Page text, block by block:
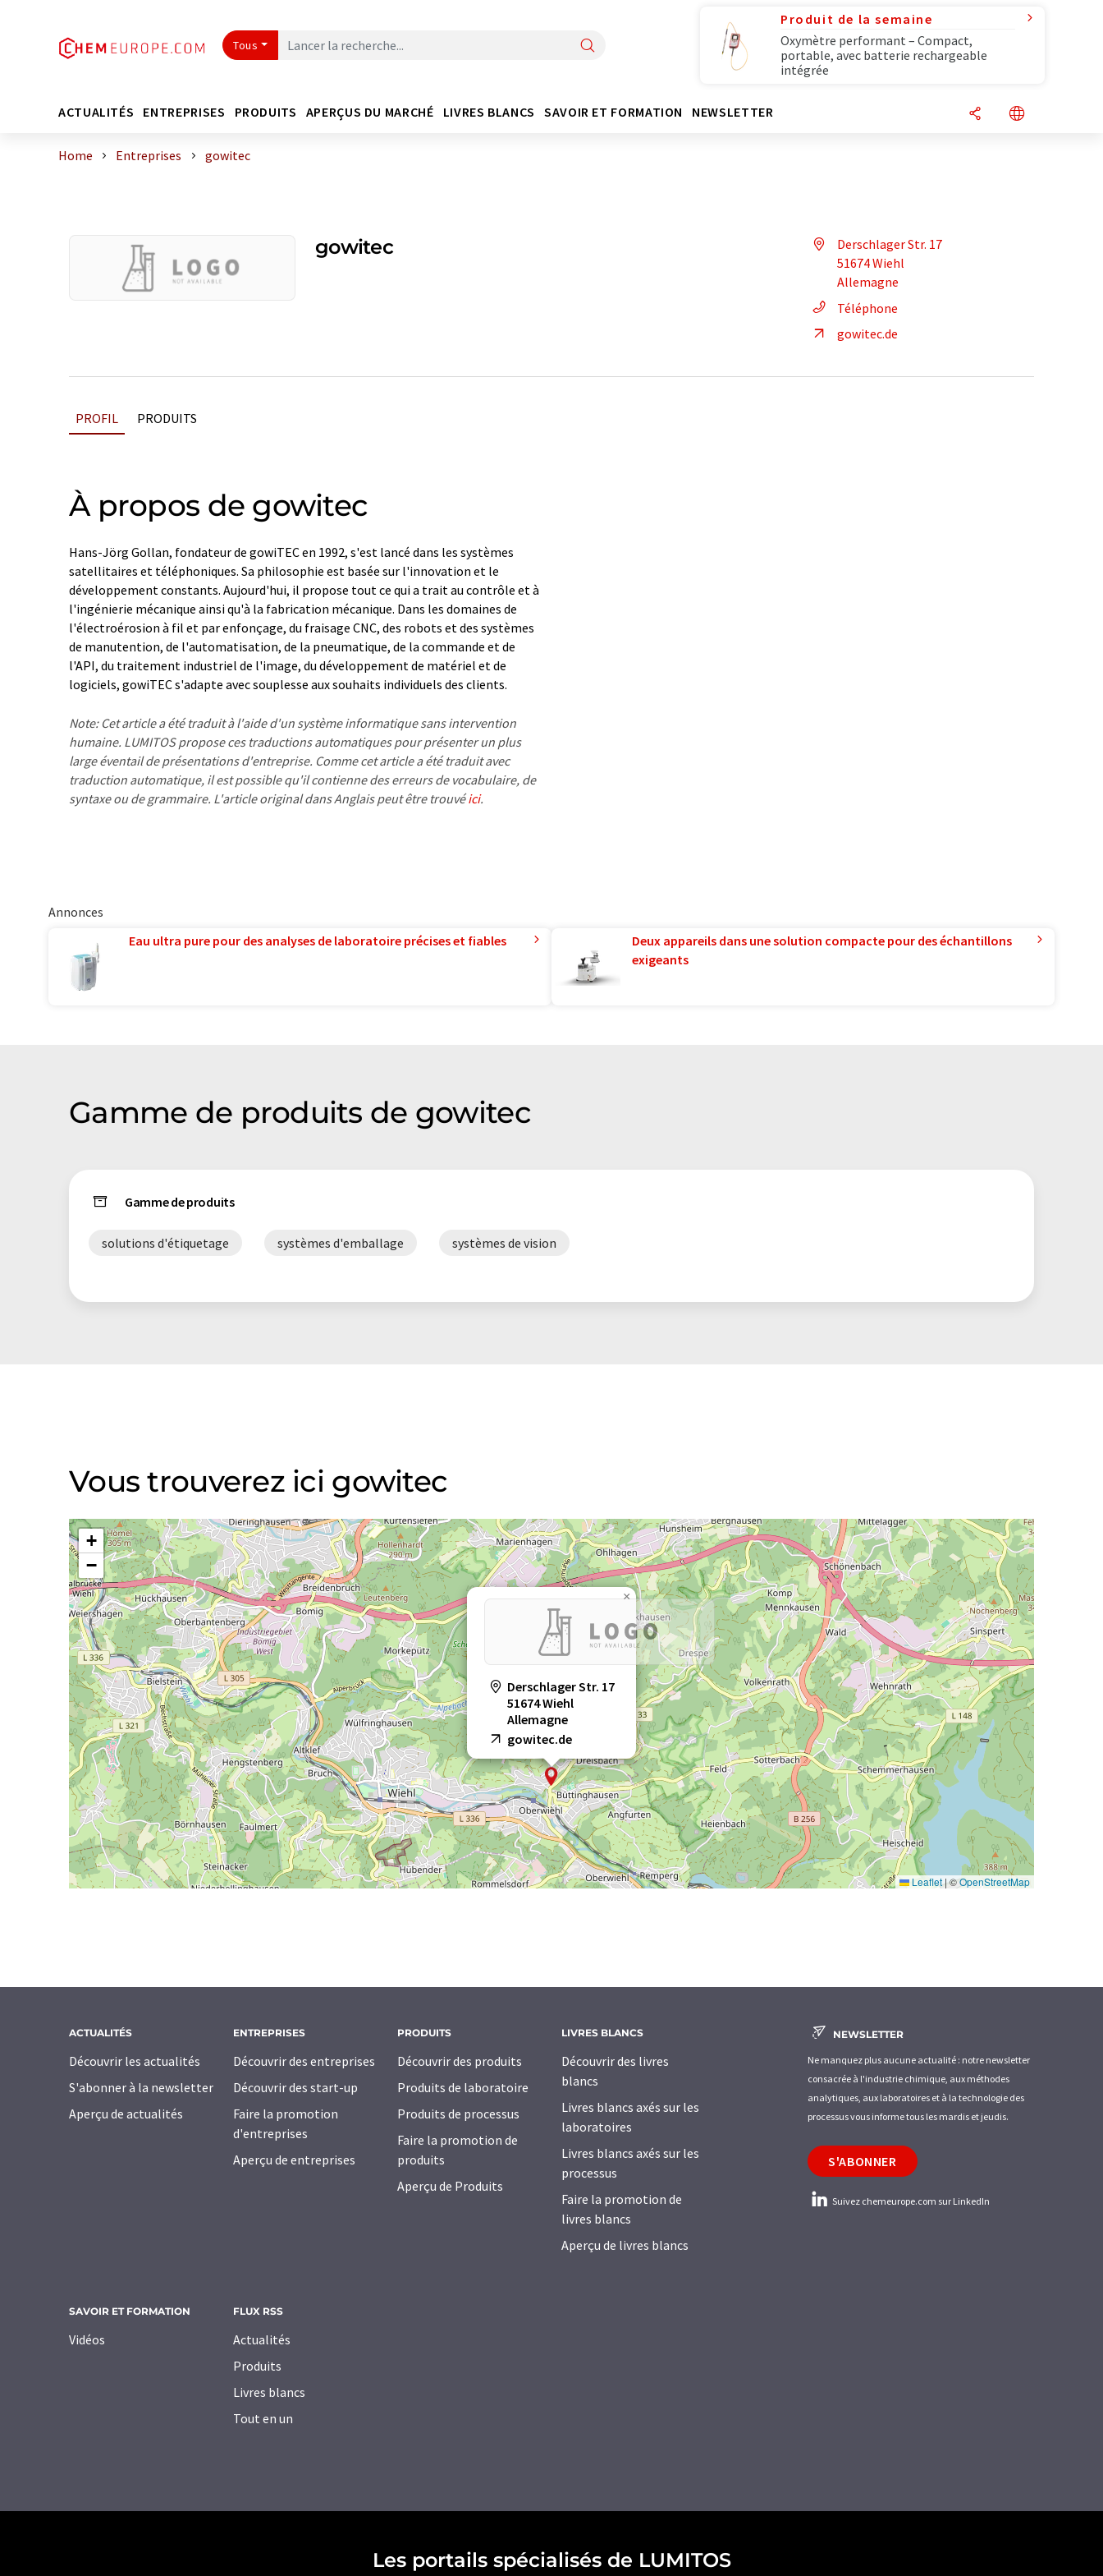
Tous
Produit de la semaine
Oxymètre performant – Compact,
portable, avec batterie rechargeable
intégrée
ACTUALITÉS ENTREPRISES PRODUITS APERÇUS DU MARCHÉ LIVRES BLANCS SAVOIR ET FORMATION NEWSLETTER
Home Entreprises gowitec
gowitec
Derschlager Str. 17
51674 Wiehl
Allemagne
Téléphone
gowitec.de
PROFIL PRODUITS
À propos de gowitec
Hans-Jörg Gollan, fondateur de gowiTEC en 1992, s'est lancé dans les systèmes
satellitaires et téléphoniques. Sa philosophie est basée sur l'innovation et le
développement constants. Aujourd'hui, il propose tout ce qui a trait au contrôle et à
l'ingénierie mécanique ainsi qu'à la fabrication mécanique. Dans les domaines de
l'électroérosion à fil et par enfonçage, du fraisage CNC, des robots et des systèmes
de manutention, de l'automatisation, de la pneumatique, de la commande et de
l'API, du traitement industriel de l'image, du développement de matériel et de
logiciels, gowiTEC s'adapte avec souplesse aux souhaits individuels des clients.
Note: Cet article a été traduit à l'aide d'un système informatique sans intervention
humaine. LUMITOS propose ces traductions automatiques pour présenter un plus
large éventail de présentations d'entreprise. Comme cet article a été traduit avec
traduction automatique, il est possible qu'il contienne des erreurs de vocabulaire, de
syntaxe ou de grammaire. L'article original dans Anglais peut être trouvéici.
Annonces
Eau ultra pure pour des analyses de laboratoire précises et fiables
Deux appareils dans une solution compacte pour des échantillons
exigeants
Gamme de produits de gowitec
Gamme de produits
solutions d'étiquetage systèmes d'emballage systèmes de vision
Vous trouverez ici gowitec
Derschlager Str. 17
51674 Wiehl
Allemagne
gowitec.de
×
+
−
Leaflet|©OpenStreetMap
ACTUALITÉS
Découvrir les actualités
S'abonner à la newsletter
Aperçu de actualités
ENTREPRISES
Découvrir des entreprises
Découvrir des start-up
Faire la promotion
d'entreprises
Aperçu de entreprises
PRODUITS
Découvrir des produits
Produits de laboratoire
Produits de processus
Faire la promotion de
produits
Aperçu de Produits
LIVRES BLANCS
Découvrir des livres
blancs
Livres blancs axés sur les
laboratoires
Livres blancs axés sur les
processus
Faire la promotion de
livres blancs
Aperçu de livres blancs
SAVOIR ET FORMATION
Vidéos
FLUX RSS
Actualités
Produits
Livres blancs
Tout en un
NEWSLETTER
Ne manquez plus aucune actualité : notre newsletter
consacrée à l'industrie chimique, aux méthodes
analytiques, aux laboratoires et à la technologie des
processus vous informe tous les mardis et jeudis.
S'ABONNER
Suivez chemeurope.com sur LinkedIn
Les portails spécialisés de LUMITOS